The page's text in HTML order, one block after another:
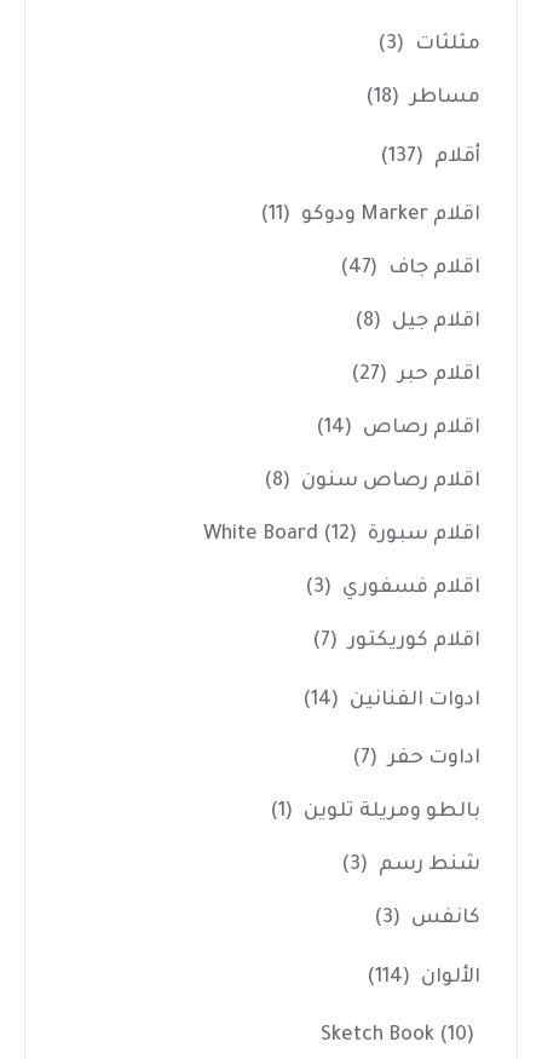
مثلثات (3)
مساطر (18)
أقلام (137)
اقلام Marker ودوكو (11)
اقلام جاف (47)
اقلام جيل (8)
اقلام حبر (27)
اقلام رصاص (14)
اقلام رصاص سنون (8)
اقلام سبورة White Board (12)
اقلام فسفوري (3)
اقلام كوريكتور (7)
ادوات الفنانين (14)
اداوت حفر (7)
بالطو ومريلة تلوين (1)
شنط رسم (3)
كانفس (3)
الألوان (114)
Sketch Book (10)